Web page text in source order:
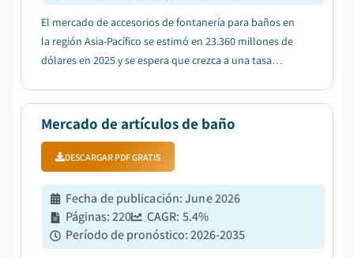
El mercado de accesorios de fontanería para baños en
la región Asia-Pacífico se estimó en 23.360 millones de
dólares en 2025 y se espera que crezca a una tasa
construcción residencial y de accesorios....
Mercado de artículos de baño
DESCARGAR PDF GRATIS
Fecha de publicación:June 2026
Páginas:220 CAGR: 5.4%
Período de pronóstico:2026-2035